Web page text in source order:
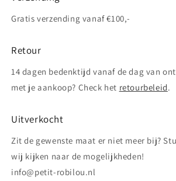
Gratis verzending vanaf €100,-
Retour
14 dagen bedenktijd vanaf de dag van
met je aankoop? Check het retourbeleid.
Uitverkocht
Zit de gewenste maat er niet meer bij?
wij kijken naar de mogelijkheden!
info@petit-robilou.nl